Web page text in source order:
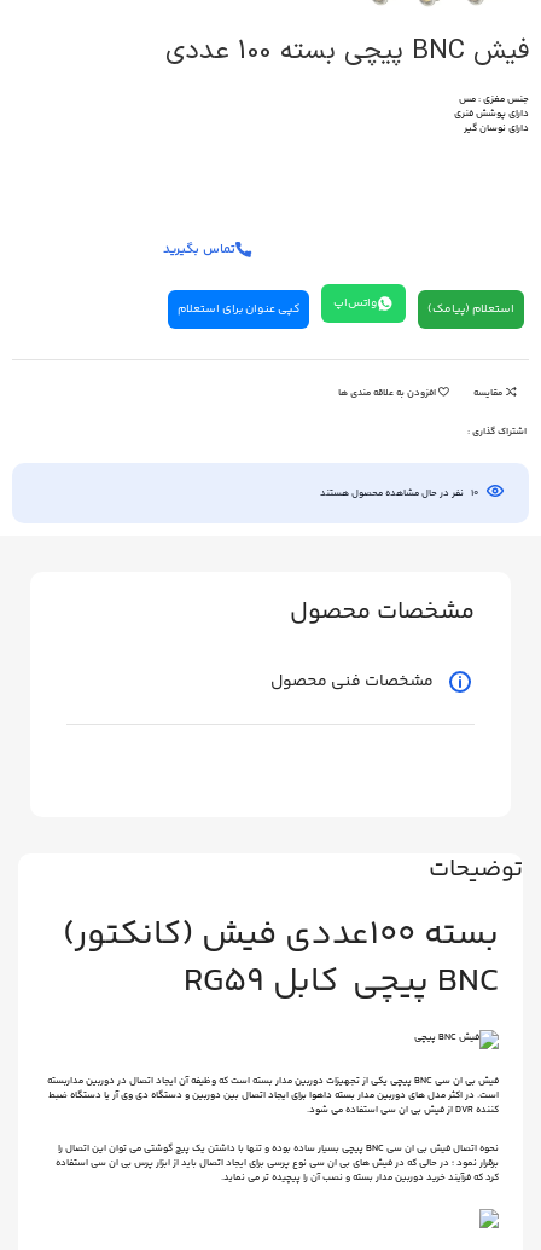
فیش BNC پیچی بسته 100 عددی
جنس مغزی : مس
دارای پوشش فنری
دارای نوسان گیر
تماس بگیرید
استعلام (پیامک) واتس‌اپ کپی عنوان برای استعلام
مقایسه افزودن به علاقه مندی ها
اشتراک گذاری :
10 نفر در حال مشاهده محصول هستند
توضیحات
بسته 100عددی فیش (کانکتور)
BNC پیچی کابل RG59
فیش بی ان سی BNC پیچی یکی از تجهیزات دوربین مدار بسته است که وظیفه آن ایجاد اتصال در دوربین مداربسته
است. در اکثر مدل های دوربین مدار بسته داهوا برای ایجاد اتصال بین دوربین و دستگاه دی وی آر یا دستگاه ضبط
کننده DVR از فیش بی ان سی استفاده می شود.
نحوه اتصال فیش بی ان سی BNC پیچی بسیار ساده بوده و تنها با داشتن یک پیچ گوشتی می توان این اتصال را
برقرار نمود ؛ در حالی که در فیش های بی ان سی نوع پرسی برای ایجاد اتصال باید از ابزار پرس بی ان سی استفاده
کرد که فرآیند خرید دوربین مدار بسته و نصب آن را پیچیده تر می نماید.
مشخصات محصول
مشخصات فنی محصول